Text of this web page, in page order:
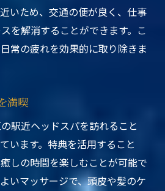
いため、交通の便が良く、仕事
を解消することができます。こ
常の疲れを効果的に取り除きま
満喫
駅近ヘッドスパを訪れること
います。特典を活用すること
しの時間を楽しむことが可能で
いマッサージで、頭皮や髪のケ